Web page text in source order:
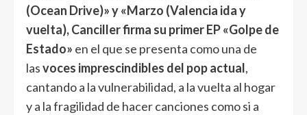
(Ocean Drive)» y «Marzo (Valencia ida y
vuelta), Canciller firma su primer EP «Golpe de
Estado» en el que se presenta como una de
lasvoces imprescindibles del pop actual,
cantando a la vulnerabilidad, a la vuelta al hogar
y a la fragilidad de hacer canciones como si a